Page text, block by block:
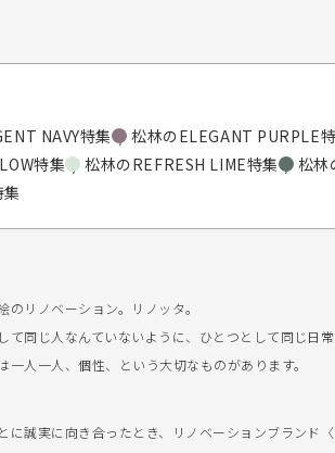
NAVY特集 松林のELEGANT PURPLE
特集 松林のREFRESH LIME特集
松林
のリノベーション。リノッタ。
て同じ人なんていないように、ひとつとして同じ日常
一人一人、個性、という大切なものがあります。
に誠実に向き合ったとき、リノベーションブランド